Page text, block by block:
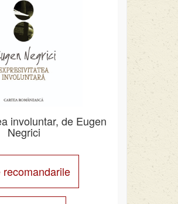
involuntar, de Eugen
Negrici
recomandarile